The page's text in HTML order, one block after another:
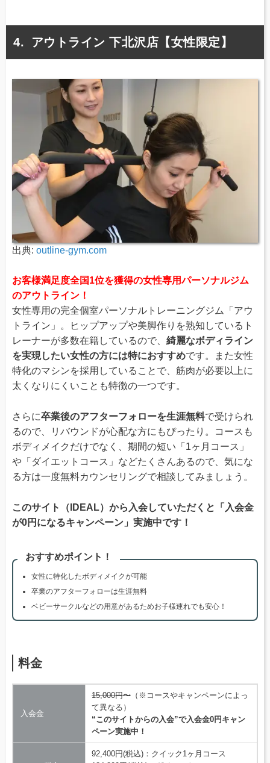
アウトライン 下北沢店【女性限定】
出典: outline-gym.com
お客様満足度全国1位を獲得の女性専用パーソナルジム
のアウトライン！
女性専用の完全個室パーソナルトレーニングジム「アウ
トライン」。ヒップアップや美脚作りを熟知しているト
レーナーが多数在籍しているので、 綺麗なボディライン
を実現したい女性の方には特におすすめです。また女性
特化のマシンを採用していることで、筋肉が必要以上に
太くなりにくいことも特徴の一つです。
さらに卒業後のアフターフォローを生涯無料で受けられ
るので、リバウンドが心配な方にもぴったり。コースも
ボディメイクだけでなく、期間の短い「1ヶ月コース」
や「ダイエットコース」などたくさんあるので、気にな
る方は一度無料カウンセリングで相談してみましょう。
このサイト（IDEAL）から入会していただくと「入会金
が0円になるキャンペーン」実施中です！
おすすめポイント！
女性に特化したボディメイクが可能
卒業のアフターフォローは生涯無料
ベビーサークルなどの用意があるためお子様連れでも安心！
料金
入会金
15,000円〜 （※コースやキャンペーンによっ
て異なる）
“このサイトからの入会”で入会金0円キャン
ペーン実施中！
92,400円(税込)：クイック1ヶ月コース